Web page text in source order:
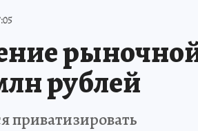
АФИША
рублей
приватизировать